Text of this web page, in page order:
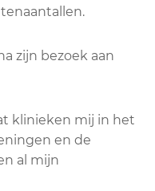
zijn bezoek aan
klinieken mij in het
en de
al mijn